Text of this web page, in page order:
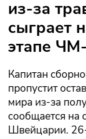
из-за
сыграет
этапе
Капитан
пропустит
мира из-за
сообщается на
Швейцарии.